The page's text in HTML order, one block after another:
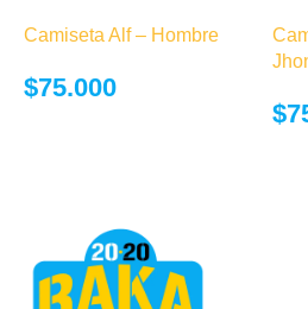
variantes. Las
Camiseta Alf – Hombre
$75.000
$